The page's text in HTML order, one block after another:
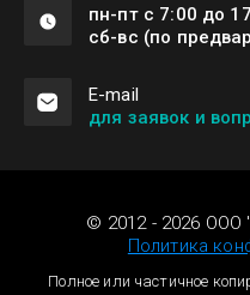
пн-пт с 7:00 до
сб-вс (по
Е-mail
для заявок и
© 2012 - 2026 ООО
Политика
Полное или частичное